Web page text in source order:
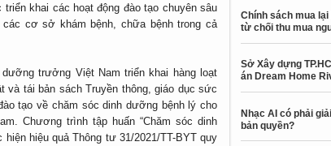
khai các hoạt động đào tạo chuyên sâu
cơ sở khám bệnh, chữa bệnh trong cả
trưởng Việt Nam triển khai hàng loạt
và tái bản sách Truyền thông, giáo dục sức
tạo về chăm sóc dinh dưỡng bệnh lý cho
Chương trình tập huấn “Chăm sóc dinh
hiệu quả Thông tư 31/2021/TT-BYT quy
Chính sách mua
từ chối thu mua
Sở Xây dựng
án Dream Home
Nhạc AI có phải
bản quyền?